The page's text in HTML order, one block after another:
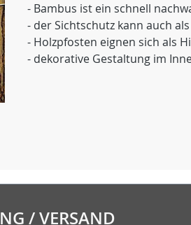
- Bambus ist ein schnell
- der Sichtschutz kann auch
- Holzpfosten eignen sich als
- dekorative Gestaltung im
/ VERSAND